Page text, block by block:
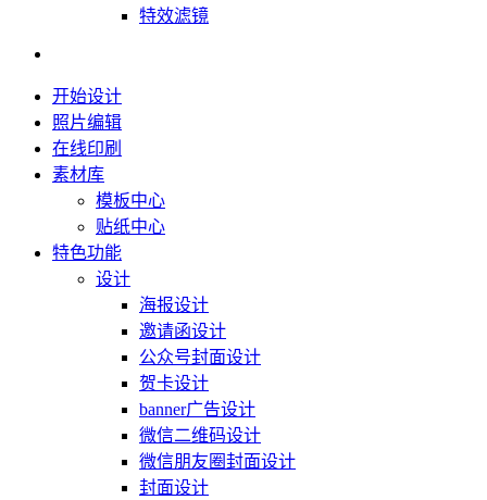
特效滤镜
开始设计
照片编辑
在线印刷
素材库
模板中心
贴纸中心
特色功能
设计
海报设计
邀请函设计
公众号封面设计
贺卡设计
banner广告设计
微信二维码设计
微信朋友圈封面设计
封面设计